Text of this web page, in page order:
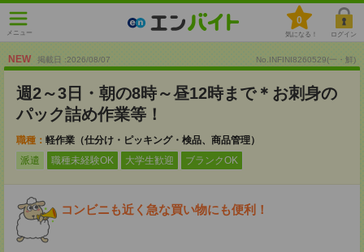
メニュー
0
気になる！ ログイン
NEW 掲載日 :2026/08/07 No.INFINI8260529(一・鮮)
週2～3日・朝の8時～昼12時まで＊お刺身の
パック詰め作業等！
職種： 軽作業（仕分け・ピッキング・検品、商品管理）
派遣
職種未経験OK 大学生歓迎 ブランクOK
コンビニも近く急な買い物にも便利！